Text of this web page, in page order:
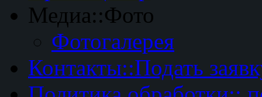
Медиа::Фото
Фотогалерея
Контакты::Подать